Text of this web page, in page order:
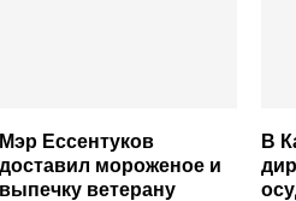
Мэр Ессентуков
доставил мороженое и
выпечку ветерану
В